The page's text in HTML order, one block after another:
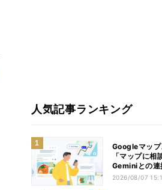
人気記事ランキング
Googleマッ
「マップに相
Geminiとの連
計画をサポー
2026/08/07